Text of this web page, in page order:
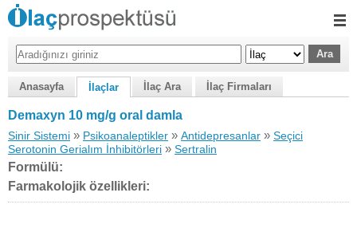
Anasayfa İlaçlar İlaç Ara İlaç Firmaları
Demaxyn 10 mg/g oral damla
Sinir Sistemi » Psikoanaleptikler » Antidepresanlar » Seçici
Serotonin Gerialım İnhibitörleri » Sertralin
Formülü:
Farmakolojik özellikleri: